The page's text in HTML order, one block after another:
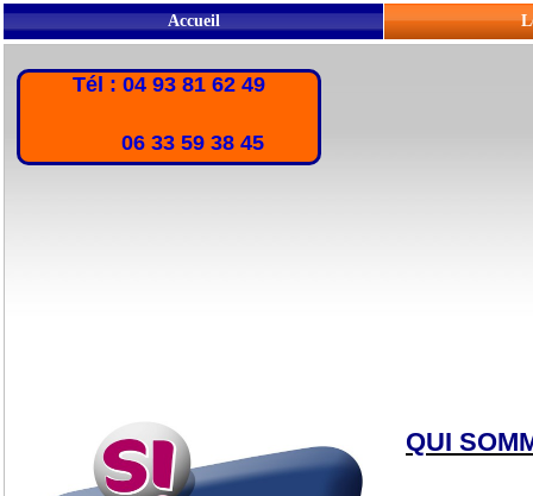
Accueil
Tél : 04 93 81 62 49
06 33 59 38 45
QUI